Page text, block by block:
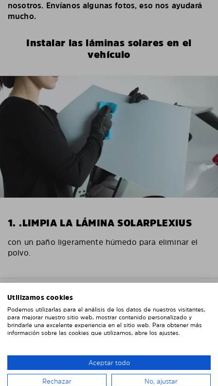
nosotros. Envíanos algunas fotos, eso nos ayudará
mucho.
Instalar las láminas solares en el
vehículo
1. .LIMPIA LA LÁMINA SOLARPLEXIUS
con un paño ligeramente húmedo para eliminar el
polvo.
Utilizamos cookies
Podemos utilizarlas para el análisis de los datos de nuestros visitantes,
para mejorar nuestro sitio web, mostrar contenido personalizado y
brindarle una excelente experiencia en el sitio web. Para obtener más
información sobre las cookies que utilizamos, abre los ajustes.
Aceptar todo
Rechazar No, ajustar